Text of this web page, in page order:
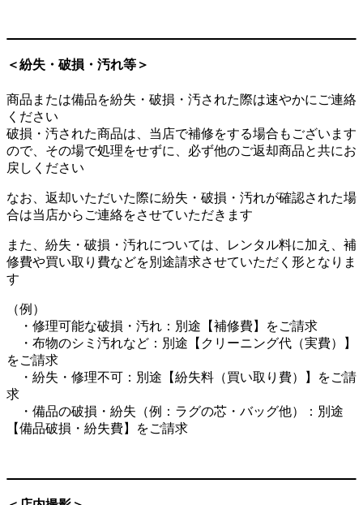
＜紛失・破損・汚れ等＞
商品または備品を紛失・破損・汚された際は速やかにご連絡
ください
破損・汚された商品は、当店で補修をする場合もございます
ので、その場で処理をせずに、必ず他のご返却商品と共にお
戻しください
なお、返却いただいた際に紛失・破損・汚れが確認された場
合は当店からご連絡をさせていただきます
また、紛失・破損・汚れについては、レンタル料に加え、補
修費や買い取り費などを別途請求させていただく形となりま
す
（例）
・修理可能な破損・汚れ：別途【補修費】をご請求
・布物のシミ汚れなど：別途【クリーニング代（実費）】
をご請求
・紛失・修理不可：別途【紛失料（買い取り費）】をご請
求
・備品の破損・紛失（例：ラグの芯・バッグ他）：別途
【備品破損・紛失費】をご請求